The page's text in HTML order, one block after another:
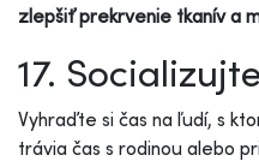
zlepšiť prekrvenie tkanív a
17.
Vyhraďte si čas na ľudí, s
trávia čas s rodinou alebo